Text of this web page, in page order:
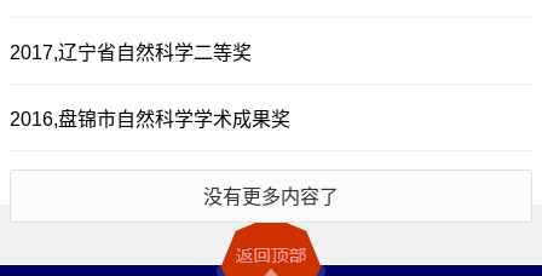
2017,辽宁省自然科学二等奖
2016,盘锦市自然科学学术成果奖
没有更多内容了